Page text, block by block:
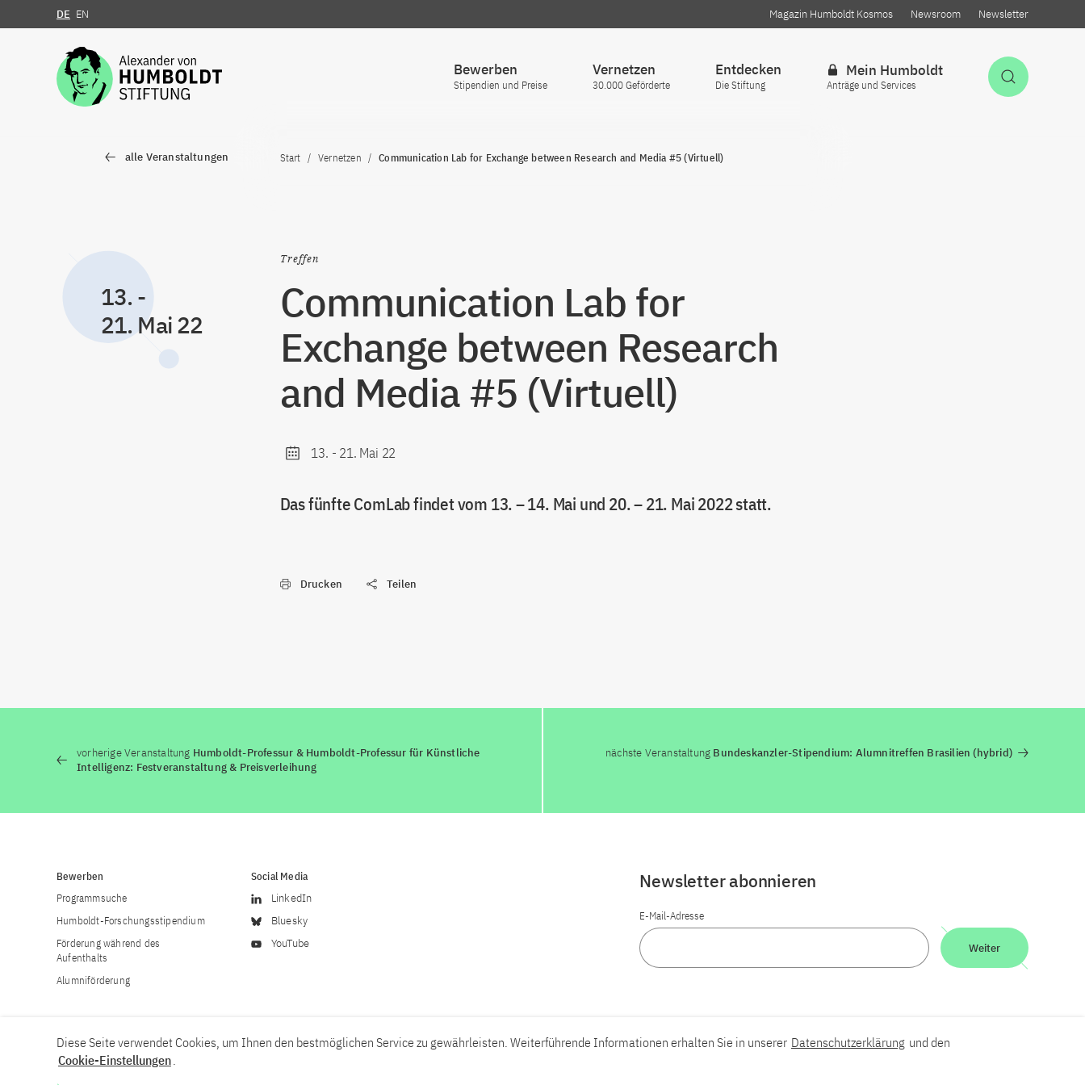
Zum Inhalt springen
DE EN Magazin Humboldt Kosmos Newsroom Newsletter
Bewerben
Stipendien und Preise
Vernetzen
30.000 Geförderte
Entdecken
Die Stiftung
Mein Humboldt
Anträge und Services
alle Veranstaltungen Start Vernetzen Communication Lab for Exchange between Research and Media #5 (Virtuell)
13. -
21. Mai 22
Treffen
Communication Lab for
Exchange between Research
and Media #5 (Virtuell)
13. - 21. Mai 22
Das fünfte ComLab findet vom 13. – 14. Mai und 20. – 21. Mai 2022 statt.
Drucken Teilen
vorherige Veranstaltung Humboldt-Professur & Humboldt-Professur für Künstliche
Intelligenz: Festveranstaltung & Preisverleihung
nächste Veranstaltung Bundeskanzler-Stipendium: Alumnitreffen Brasilien (hybrid)
Bewerben
Programmsuche
Humboldt-Forschungsstipendium
Förderung während des
Aufenthalts
Alumniförderung
Social Media
LinkedIn
Bluesky
YouTube
Newsletter abonnieren
E-Mail-Adresse
Weiter
Diese Seite verwendet Cookies, um Ihnen den bestmöglichen Service zu gewährleisten. Weiterführende Informationen erhalten Sie in unserer Datenschutzerklärung und den
Cookie-Einstellungen.